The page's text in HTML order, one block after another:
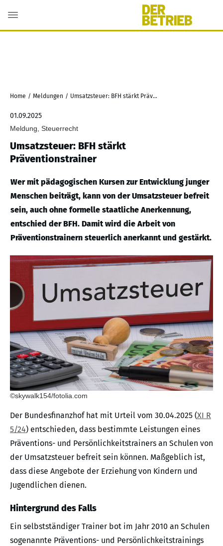
Home / Meldungen / Umsatzsteuer: BFH stärkt Präventionstrainer
01.09.2025
Meldung, Steuerrecht
Umsatzsteuer: BFH stärkt
Präventionstrainer
Wer mit pädagogischen Kursen zur Entwicklung junger
Menschen beiträgt, kann von der Umsatzsteuer befreit
sein, auch ohne formelle staatliche Anerkennung,
entschied der BFH. Damit wird die Arbeit von
Präventionstrainern steuerlich anerkannt und gestärkt.
©skywalk154/fotolia.com
Der Bundesfinanzhof hat mit Urteil vom 30.04.2025 (XI R
5/24) entschieden, dass bestimmte Leistungen eines
Präventions- und Persönlichkeitstrainers an Schulen von
der Umsatzsteuer befreit sein können. Maßgeblich ist,
dass diese Angebote der Erziehung von Kindern und
Jugendlichen dienen.
Hintergrund des Falls
Ein selbstständiger Trainer bot im Jahr 2010 an Schulen
sogenannte Präventions- und Persönlichkeitstrainings